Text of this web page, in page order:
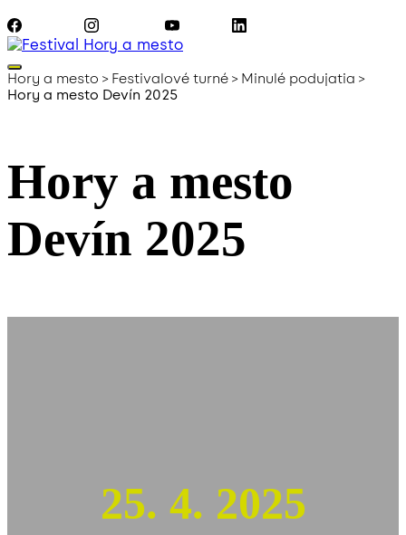
Hory a mesto > Festivalové turné > Minulé podujatia >
Hory a mesto Devín 2025
Hory a mesto
Devín 2025
25. 4. 2025